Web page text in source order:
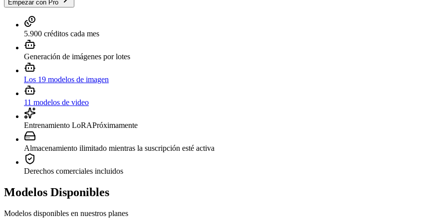
Empezar con Pro
5.900 créditos cada mes
Generación de imágenes por lotes
Los 19 modelos de imagen
11 modelos de video
Entrenamiento LoRAPróximamente
Almacenamiento ilimitado mientras la suscripción esté activa
Derechos comerciales incluidos
Modelos Disponibles
Modelos disponibles en nuestros planes